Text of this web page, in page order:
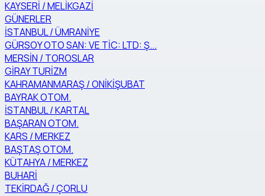
KAYSERİ / MELİKGAZİ
GÜNERLER
İSTANBUL / ÜMRANİYE
GÜRSOY OTO SAN: VE TİC: LTD: Ş...
MERSİN / TOROSLAR
GİRAY TURİZM
KAHRAMANMARAŞ / ONİKİŞUBAT
BAYRAK OTOM.
İSTANBUL / KARTAL
BAŞARAN OTOM.
KARS / MERKEZ
BAŞTAŞ OTOM.
KÜTAHYA / MERKEZ
BUHARİ
TEKİRDAĞ / ÇORLU